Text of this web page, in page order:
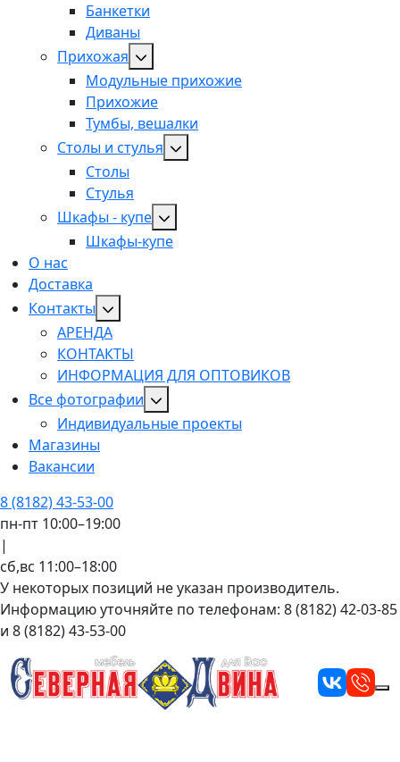
Банкетки
Диваны
Прихожая
Модульные прихожие
Прихожие
Тумбы, вешалки
Столы и стулья
Столы
Стулья
Шкафы - купе
Шкафы-купе
О нас
Доставка
Контакты
АРЕНДА
КОНТАКТЫ
ИНФОРМАЦИЯ ДЛЯ ОПТОВИКОВ
Все фотографии
Индивидуальные проекты
Магазины
Вакансии
8 (8182) 43-53-00
пн-пт 10:00–19:00
|
сб,вс 11:00–18:00
У некоторых позиций не указан производитель.
Информацию уточняйте по телефонам: 8 (8182) 42-03-85
и 8 (8182) 43-53-00